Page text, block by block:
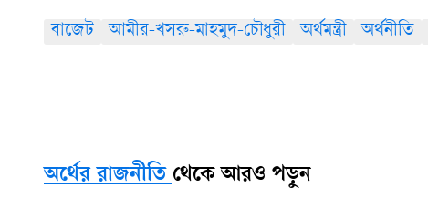
বাজেট আমীর-খসরু-মাহমুদ-চৌধুরী অর্থমন্ত্রী অর্থনীতি
অর্থের রাজনীতি থেকে আরও পড়ুন